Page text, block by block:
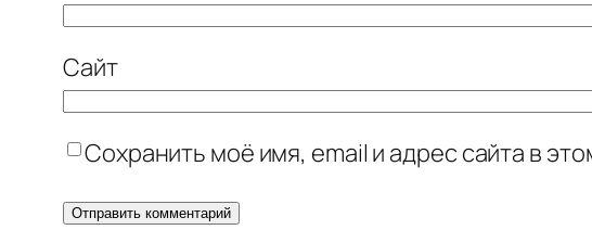
Сайт
Сохранить моё имя, email и адрес сайта в